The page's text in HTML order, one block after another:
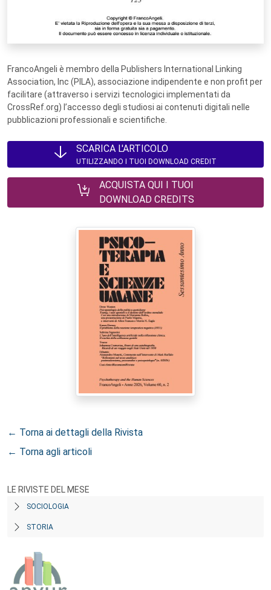
FrancoAngeli è membro della Publishers International Linking
Association, Inc (PILA), associazione indipendente e non profit per
facilitare (attraverso i servizi tecnologici implementati da
CrossRef.org) l’accesso degli studiosi ai contenuti digitali nelle
pubblicazioni professionali e scientifiche.
SCARICA L'ARTICOLO
UTILIZZANDO I TUOI DOWNLOAD CREDIT
ACQUISTA QUI I TUOI
DOWNLOAD CREDITS
← Torna ai dettagli della Rivista
← Torna agli articoli
LE RIVISTE DEL MESE
SOCIOLOGIA
STORIA